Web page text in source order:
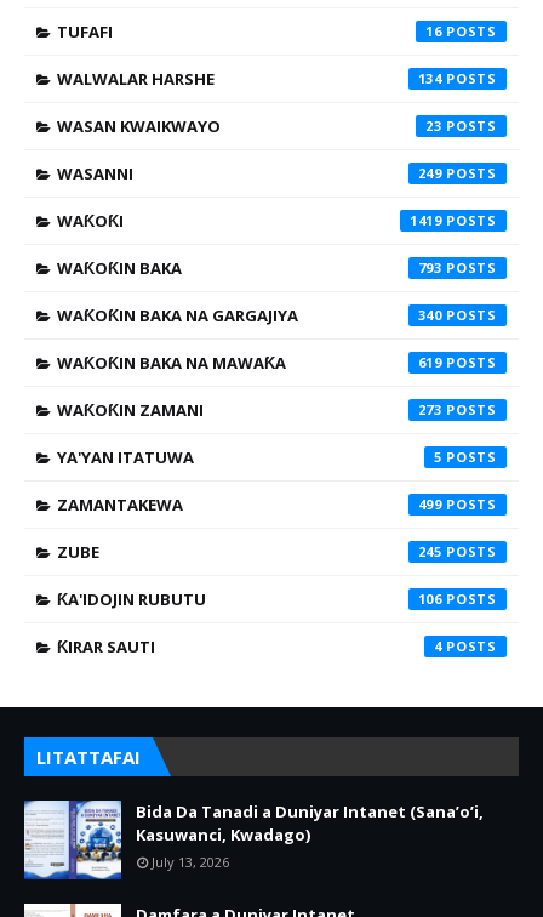
TUFAFI 16
WALWALAR HARSHE 134
WASAN KWAIKWAYO 23
WASANNI 249
WAƘOƘI 1419
WAƘOƘIN BAKA 793
WAƘOƘIN BAKA NA GARGAJIYA 340
WAƘOƘIN BAKA NA MAWAƘA 619
WAƘOƘIN ZAMANI 273
YA'YAN ITATUWA 5
ZAMANTAKEWA 499
ZUBE 245
ƘA'IDOJIN RUBUTU 106
ƘIRAR SAUTI 4
LITATTAFAI
Bida Da Tanadi a Duniyar Intanet (Sana’o’i,
Kasuwanci, Kwadago)
July 13, 2026